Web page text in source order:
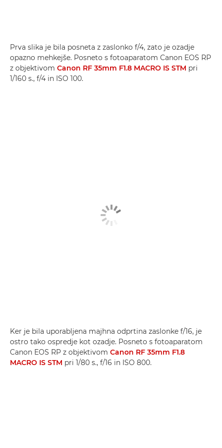
Prva slika je bila posneta z zaslonko f/4, zato je ozadje
opazno mehkejše. Posneto s fotoaparatom Canon EOS RP
z objektivom Canon RF 35mm F1.8 MACRO IS STM pri
1/160 s., f/4 in ISO 100.
Ker je bila uporabljena majhna odprtina zaslonke f/16, je
ostro tako ospredje kot ozadje. Posneto s fotoaparatom
Canon EOS RP z objektivom Canon RF 35mm F1.8
MACRO IS STM pri 1/80 s., f/16 in ISO 800.